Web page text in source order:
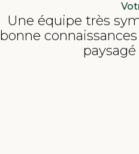
Une équipe très
bonne